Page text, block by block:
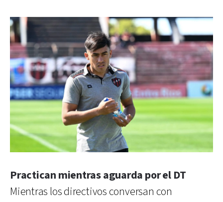
Practican mientras aguarda por el DT
Mientras los directivos conversan con